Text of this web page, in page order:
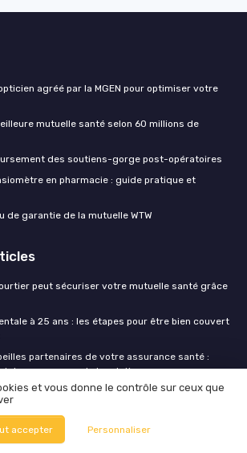
agréé par la MGEN pour optimiser votre
mutuelle santé selon 60 millions de
des soutiens-gorge post-opératoires
en pharmacie : guide pratique et
de garantie de la mutuelle WTW
peut sécuriser votre mutuelle santé grâce
à 25 ans : les étapes pour être bien couvert
partenaires de votre assurance santé :
au cœur de la relation
lunettes, mutuelle étudiante - le check-up
septembre
: optimiser sa couverture santé en toute
et vous donne le contrôle sur ceux que
accepter Personnaliser